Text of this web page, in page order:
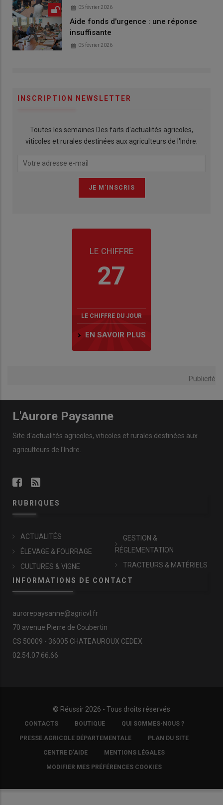
05 février 2026
Aide fonds d'urgence : une réponse
insuffisante
05 février 2026
INSCRIPTION NEWSLETTER
Toutes les semaines Des faits d'actualités agricoles,
viticoles et rurales destinées aux agriculteurs de l'Indre.
LE CHIFFRE
27
LE CHIFFRE DU JOUR
EN SAVOIR PLUS
Publicité
L'Aurore Paysanne
Site d'actualités agricoles, viticoles et rurales destinées aux
agriculteurs de l'Indre.
RUBRIQUES
ACTUALITÉS
ÉLEVAGE & FOURRAGE
CULTURES & VIGNE
GESTION &
RÉGLEMENTATION
TRACTEURS & MATÉRIELS
INFORMATIONS DE CONTACT
aurorepaysanne@agricvl.fr
70 avenue Pierre de Coubertin
CS 50009 - 36005 CHATEAUROUX CEDEX
02.54.07.66.66
© Réussir 2026 - Tous droits réservés
FOOTER
COPYRIGHT
CONTACTS BOUTIQUE QUI SOMMES-NOUS ?
PRESSE AGRICOLE DÉPARTEMENTALE PLAN DU SITE
CENTRE D'AIDE MENTIONS LÉGALES
MODIFIER MES PRÉFÉRENCES COOKIES